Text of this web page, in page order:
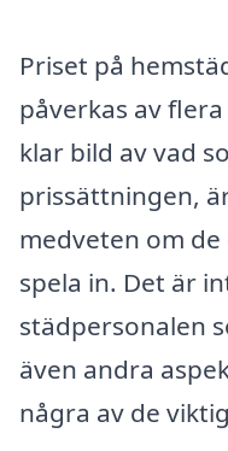
Priset på
påverkas av
klar bild av vad
prissättningen,
medveten om
spela in. Det är
städpersonalen
även andra
några av de